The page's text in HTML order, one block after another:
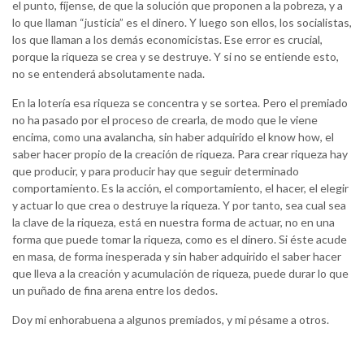
el punto, fíjense, de que la solución que proponen a la pobreza, y a
lo que llaman “justicia” es el dinero. Y luego son ellos, los socialistas,
los que llaman a los demás economicistas. Ese error es crucial,
porque la riqueza se crea y se destruye. Y si no se entiende esto,
no se entenderá absolutamente nada.
En la lotería esa riqueza se concentra y se sortea. Pero el premiado
no ha pasado por el proceso de crearla, de modo que le viene
encima, como una avalancha, sin haber adquirido el know how, el
saber hacer propio de la creación de riqueza. Para crear riqueza hay
que producir, y para producir hay que seguir determinado
comportamiento. Es la acción, el comportamiento, el hacer, el elegir
y actuar lo que crea o destruye la riqueza. Y por tanto, sea cual sea
la clave de la riqueza, está en nuestra forma de actuar, no en una
forma que puede tomar la riqueza, como es el dinero. Si éste acude
en masa, de forma inesperada y sin haber adquirido el saber hacer
que lleva a la creación y acumulación de riqueza, puede durar lo que
un puñado de fina arena entre los dedos.
Doy mi enhorabuena a algunos premiados, y mi pésame a otros.